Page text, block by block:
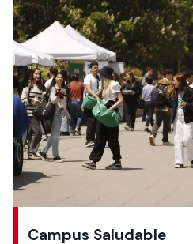
Campus Saludable